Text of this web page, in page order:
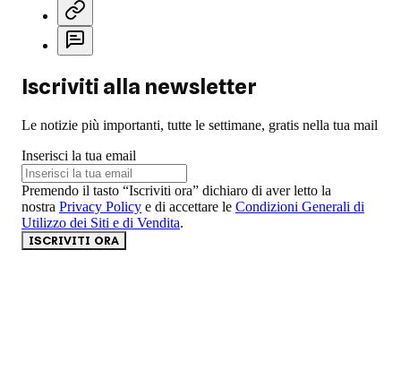
Iscriviti alla newsletter
Le notizie più importanti, tutte le settimane, gratis nella tua mail
Inserisci la tua email
Premendo il tasto “Iscriviti ora” dichiaro di aver letto la
nostra Privacy Policy e di accettare le Condizioni Generali di
Utilizzo dei Siti e di Vendita.
ISCRIVITI ORA